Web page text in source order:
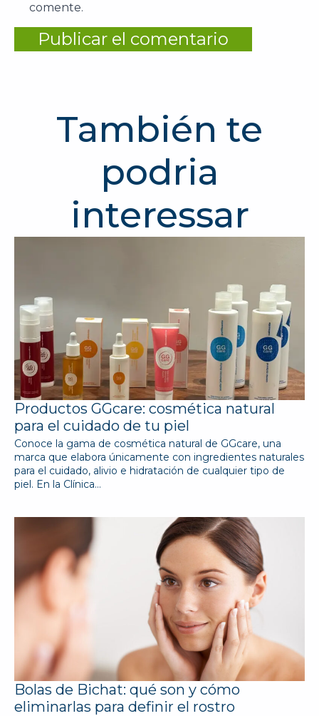
comente.
También te
podria
interessar
Productos GGcare: cosmética natural
para el cuidado de tu piel
Conoce la gama de cosmética natural de GGcare, una
marca que elabora únicamente con ingredientes naturales
para el cuidado, alivio e hidratación de cualquier tipo de
piel. En la Clínica…
Bolas de Bichat: qué son y cómo
eliminarlas para definir el rostro